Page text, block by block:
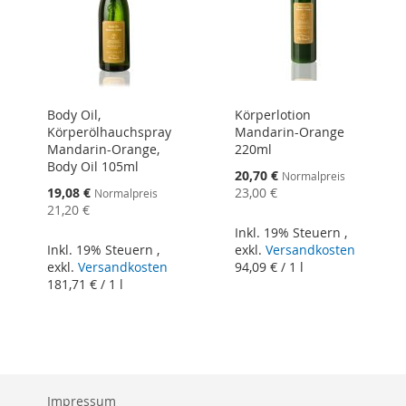
Body Oil,
Körperölhauchspray
Mandarin-Orange,
Body Oil 105ml
Sonderangebot
19,08 € Normalpreis
21,20 €
Inkl. 19% Steuern ,
exkl. Versandkosten
181,71 € / 1 l
Körperlotion
Mandarin-Orange
220ml
Sonderangebot
20,70 € Normalpreis
23,00 €
Inkl. 19% Steuern ,
exkl. Versandkosten
94,09 €/ 1 l
Impressum